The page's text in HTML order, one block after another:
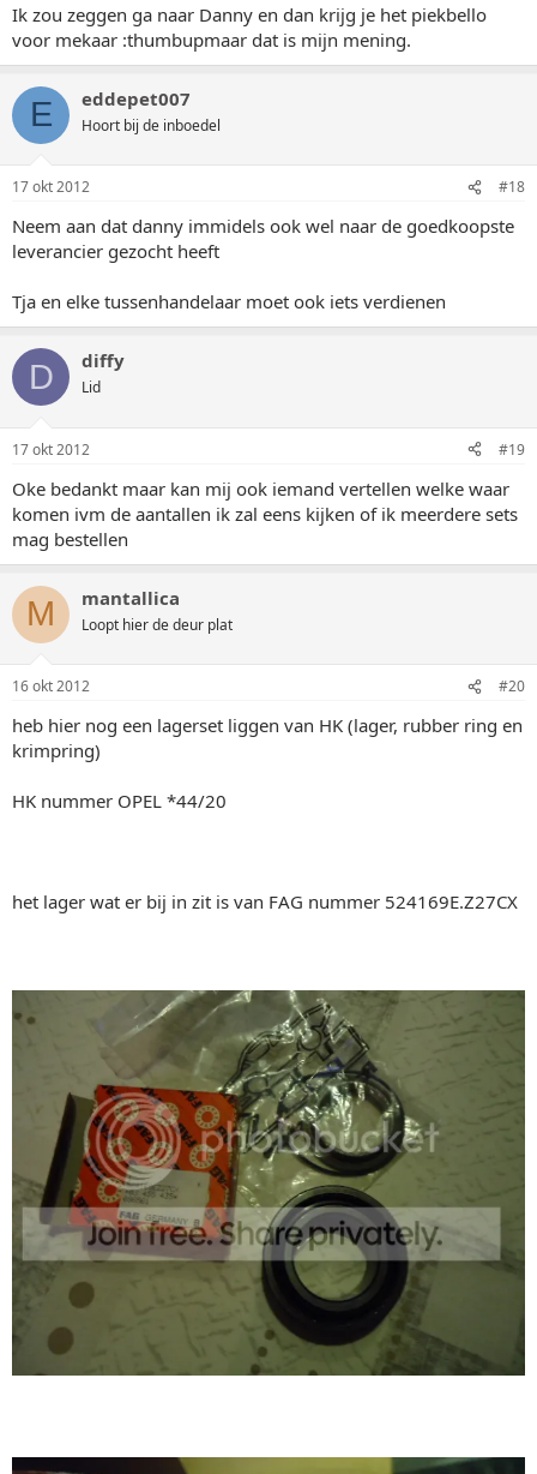
Ik zou zeggen ga naar Danny en dan krijg je het piekbello
voor mekaar :thumbupmaar dat is mijn mening.
E eddepet007
Hoort bij de inboedel
17 okt 2012 #18
Neem aan dat danny immidels ook wel naar de goedkoopste
leverancier gezocht heeft
Tja en elke tussenhandelaar moet ook iets verdienen
D diffy
Lid
17 okt 2012 #19
Oke bedankt maar kan mij ook iemand vertellen welke waar
komen ivm de aantallen ik zal eens kijken of ik meerdere sets
mag bestellen
M mantallica
Loopt hier de deur plat
16 okt 2012 #20
heb hier nog een lagerset liggen van HK (lager, rubber ring en
krimpring)
HK nummer OPEL *44/20
het lager wat er bij in zit is van FAG nummer 524169E.Z27CX